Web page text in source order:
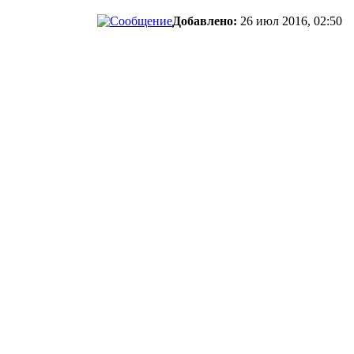
Добавлено: 26 июл 2016, 02:50